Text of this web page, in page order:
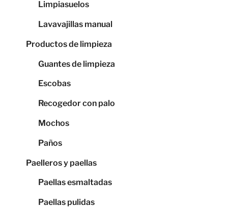
Limpiasuelos
Lavavajillas manual
Productos de limpieza
Guantes de limpieza
Escobas
Recogedor con palo
Mochos
Paños
Paelleros y paellas
Paellas esmaltadas
Paellas pulidas